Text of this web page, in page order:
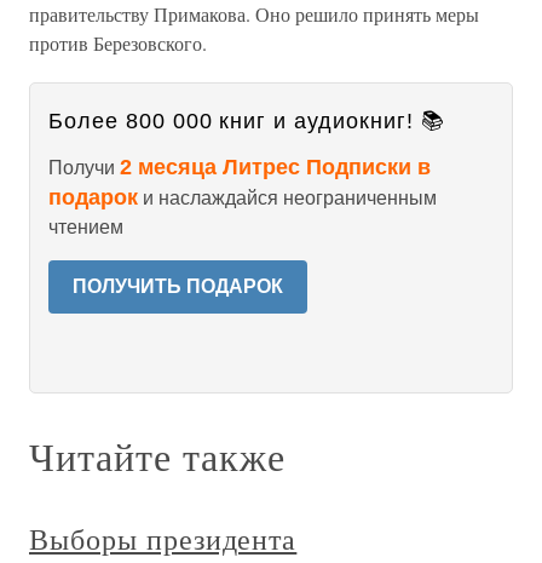
правительству Примакова. Оно решило принять меры
против Березовского.
Более 800 000 книг и аудиокниг! 📚
Получи 2 месяца Литрес Подписки в
подарок и наслаждайся неограниченным
чтением
ПОЛУЧИТЬ ПОДАРОК
Читайте также
Выборы президента